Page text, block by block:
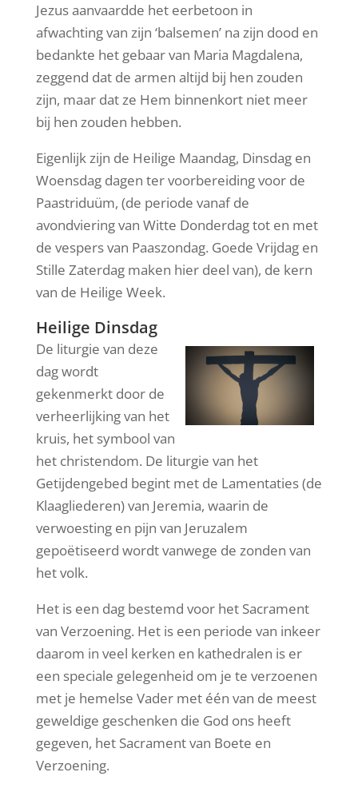
Jezus aanvaardde het eerbetoon in
afwachting van zijn ‘balsemen’ na zijn dood en
bedankte het gebaar van Maria Magdalena,
zeggend dat de armen altijd bij hen zouden
zijn, maar dat ze Hem binnenkort niet meer
bij hen zouden hebben.
Eigenlijk zijn de Heilige Maandag, Dinsdag en
Woensdag dagen ter voorbereiding voor de
Paastriduüm, (de periode vanaf de
avondviering van Witte Donderdag tot en met
de vespers van Paaszondag. Goede Vrijdag en
Stille Zaterdag maken hier deel van), de kern
van de Heilige Week.
Heilige Dinsdag
De liturgie van deze
dag wordt
gekenmerkt door de
verheerlijking van het
kruis, het symbool van
het christendom. De liturgie van het
Getijdengebed begint met de Lamentaties (de
Klaagliederen) van Jeremia, waarin de
verwoesting en pijn van Jeruzalem
gepoëtiseerd wordt vanwege de zonden van
het volk.
Het is een dag bestemd voor het Sacrament
van Verzoening. Het is een periode van inkeer
daarom in veel kerken en kathedralen is er
een speciale gelegenheid om je te verzoenen
met je hemelse Vader met één van de meest
geweldige geschenken die God ons heeft
gegeven, het Sacrament van Boete en
Verzoening.